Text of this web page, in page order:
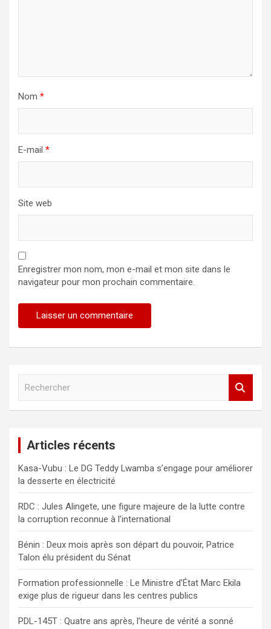
Nom *
E-mail *
Site web
Enregistrer mon nom, mon e-mail et mon site dans le
navigateur pour mon prochain commentaire.
c
h
e
r
Articles récents
Kasa-Vubu : Le DG Teddy Lwamba s’engage pour améliorer
la desserte en électricité
RDC : Jules Alingete, une figure majeure de la lutte contre
la corruption reconnue à l’international
Bénin : Deux mois après son départ du pouvoir, Patrice
Talon élu président du Sénat
Formation professionnelle : Le Ministre d’État Marc Ekila
exige plus de rigueur dans les centres publics
PDL-145T : Quatre ans après, l’heure de vérité a sonné